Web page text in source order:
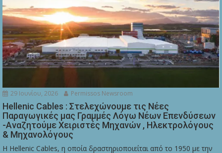
29 Ιουνίου, 2026 Permissos Newsroom
Hellenic Cables : Στελεχώνουμε τις Νέες
Παραγωγικές μας Γραμμές Λόγω Νέων Επενδύσεων
-Αναζητούμε Χειριστές Μηχανών , Ηλεκτρολόγους
& Μηχανολόγους
Η Hellenic Cables, η οποία δραστηριοποιείται από το 1950 με την